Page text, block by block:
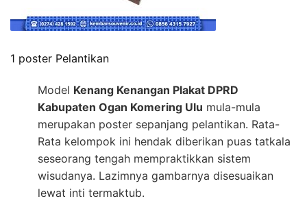
1 poster Pelantikan
Model Kenang Kenangan Plakat DPRD
Kabupaten Ogan Komering Ulu mula-mula
merupakan poster sepanjang pelantikan. Rata-
Rata kelompok ini hendak diberikan puas tatkala
seseorang tengah mempraktikkan sistem
wisudanya. Lazimnya gambarnya disesuaikan
lewat inti termaktub.